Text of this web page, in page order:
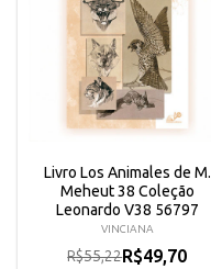
Livro Los Animales de M.
Meheut 38 Coleção
Leonardo V38 56797
VINCIANA
R$55,22R$49,70